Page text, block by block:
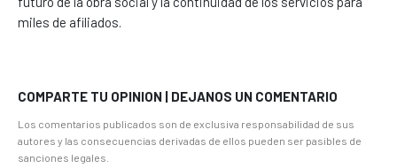
miles de afiliados.
COMPARTE TU OPINION | DEJANOS UN COMENTARIO
Los comentarios publicados son de exclusiva responsabilidad de sus
autores y las consecuencias derivadas de ellos pueden ser pasibles de
sanciones legales.